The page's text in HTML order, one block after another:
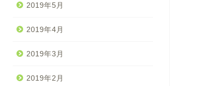
2019年5月
2019年4月
2019年3月
2019年2月